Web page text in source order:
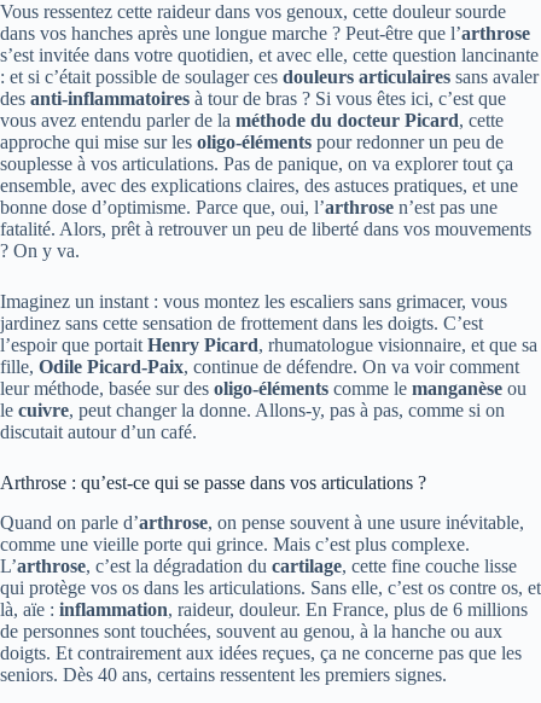
Vous ressentez cette raideur dans vos genoux, cette douleur sourde
dans vos hanches après une longue marche ? Peut-être que l’arthrose
s’est invitée dans votre quotidien, et avec elle, cette question lancinante
: et si c’était possible de soulager ces douleurs articulaires sans avaler
des anti-inflammatoires à tour de bras ? Si vous êtes ici, c’est que
vous avez entendu parler de la méthode du docteur Picard, cette
approche qui mise sur les oligo-éléments pour redonner un peu de
souplesse à vos articulations. Pas de panique, on va explorer tout ça
ensemble, avec des explications claires, des astuces pratiques, et une
bonne dose d’optimisme. Parce que, oui, l’arthrose n’est pas une
fatalité. Alors, prêt à retrouver un peu de liberté dans vos mouvements
? On y va.
Imaginez un instant : vous montez les escaliers sans grimacer, vous
jardinez sans cette sensation de frottement dans les doigts. C’est
l’espoir que portait Henry Picard, rhumatologue visionnaire, et que sa
fille, Odile Picard-Paix, continue de défendre. On va voir comment
leur méthode, basée sur des oligo-éléments comme le manganèse ou
le cuivre, peut changer la donne. Allons-y, pas à pas, comme si on
discutait autour d’un café.
Arthrose : qu’est-ce qui se passe dans vos articulations ?
Quand on parle d’arthrose, on pense souvent à une usure inévitable,
comme une vieille porte qui grince. Mais c’est plus complexe.
L’arthrose, c’est la dégradation du cartilage, cette fine couche lisse
qui protège vos os dans les articulations. Sans elle, c’est os contre os, et
là, aïe : inflammation, raideur, douleur. En France, plus de 6 millions
de personnes sont touchées, souvent au genou, à la hanche ou aux
doigts. Et contrairement aux idées reçues, ça ne concerne pas que les
seniors. Dès 40 ans, certains ressentent les premiers signes.